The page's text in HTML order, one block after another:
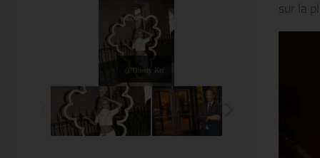
sur la
@Thierry Ker